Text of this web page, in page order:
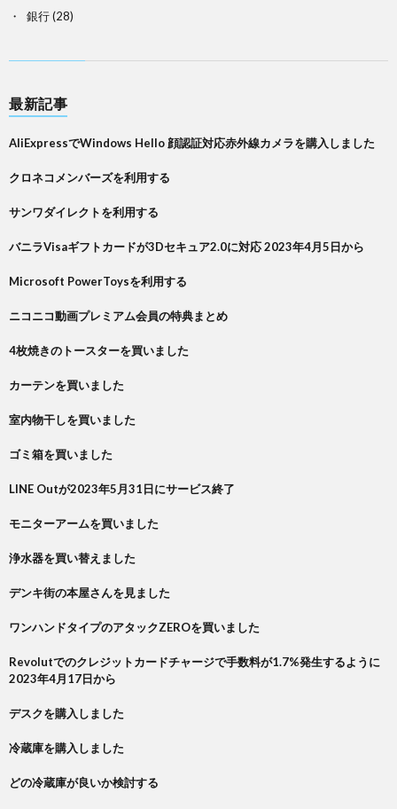
銀行(28)
最新記事
AliExpressでWindows Hello 顔認証対応赤外線カメラを購入しました
クロネコメンバーズを利用する
サンワダイレクトを利用する
バニラVisaギフトカードが3Dセキュア2.0に対応 2023年4月5日から
Microsoft PowerToysを利用する
ニコニコ動画プレミアム会員の特典まとめ
4枚焼きのトースターを買いました
カーテンを買いました
室内物干しを買いました
ゴミ箱を買いました
LINE Outが2023年5月31日にサービス終了
モニターアームを買いました
浄水器を買い替えました
デンキ街の本屋さんを見ました
ワンハンドタイプのアタックZEROを買いました
Revolutでのクレジットカードチャージで手数料が1.7%発生するように
2023年4月17日から
デスクを購入しました
冷蔵庫を購入しました
どの冷蔵庫が良いか検討する